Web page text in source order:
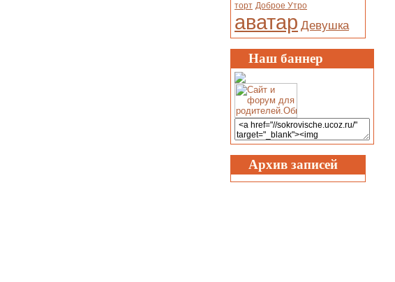
торт Доброе Утро
аватар Девушка
Наш баннер
Архив записей